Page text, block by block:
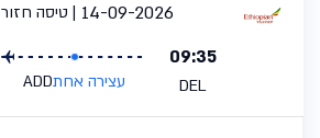
טיסה חזור
14-09-2026
09:35
DEL עצירה אחתADD